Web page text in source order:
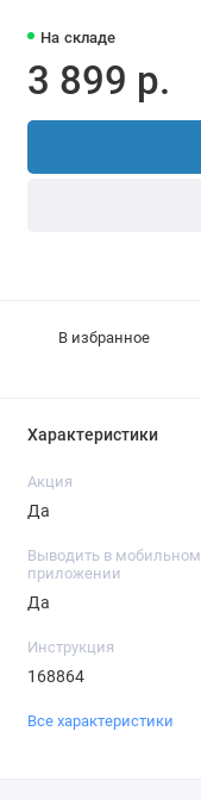
На складе
3 899 р.
В избранное
Характеристики
Акция
Да
Выводить в мобильном
приложении
Да
Инструкция
168864
Все характеристики